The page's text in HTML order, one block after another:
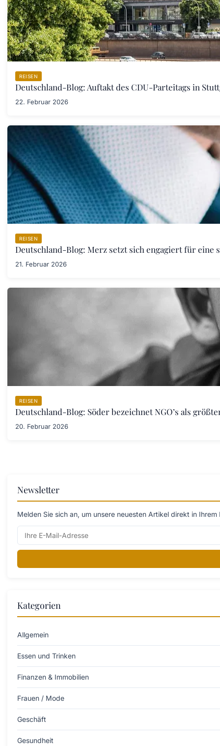
REISEN
Deutschland-Blog: Auftakt des CDU-Parteitags in
22. Februar 2026
REISEN
Deutschland-Blog: Merz setzt sich engagiert für eine
21. Februar 2026
REISEN
Deutschland-Blog: Söder bezeichnet NGO’s als
20. Februar 2026
Newsletter
Melden Sie sich an, um unsere neuesten Artikel direkt in
Kategorien
Allgemein
Essen und Trinken
Finanzen & Immobilien
Frauen / Mode
Geschäft
Gesundheit